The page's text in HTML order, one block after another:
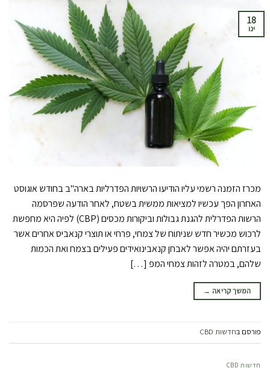
18
ינו
מכרז הזמנה רשמי עליו הודיעו הרשויות הפדרליות בארה"ב בחודש אוגוסט
האחרון הפך עכשיו למציאות ממשית בשטח, לאחר הודעה שפרסמה
הרשות הפדרלית להגנת גבולות וביקורות מכסים (CBP) לפיה היא מחפשת
לרכוש מכשיר חדש שניתוח של צמחי, פרחי או תוצרי קנאביס אחרים אשר
בעזרתם יהיה אפשר לאבחן קנאבינואידים פעילים בצמח ואת הכמות
שלהם, במטרה לזהות צמחי המפ […]
המשך קריאה →
פורסם בחדשות CBD
חדשות CBD